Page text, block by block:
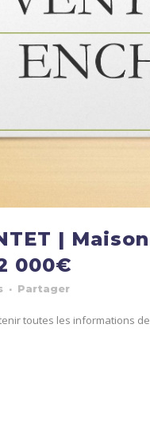
|
000€
Partager
toutes les informations